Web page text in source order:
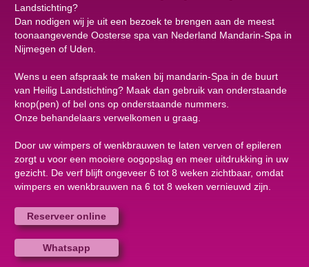
Landstichting?
Dan nodigen wij je uit een bezoek te brengen aan de meest
toonaangevende Oosterse spa van Nederland Mandarin-Spa in
Nijmegen of Uden.
Wens u een afspraak te maken bij mandarin-Spa in de buurt
van Heilig Landstichting? Maak dan gebruik van onderstaande
knop(pen) of bel ons op onderstaande nummers.
Onze behandelaars verwelkomen u graag.
Door uw wimpers of wenkbrauwen te laten verven of epileren
zorgt u voor een mooiere oogopslag en meer uitdrukking in uw
gezicht. De verf blijft ongeveer 6 tot 8 weken zichtbaar, omdat
wimpers en wenkbrauwen na 6 tot 8 weken vernieuwd zijn.
Reserveer online
Whatsapp